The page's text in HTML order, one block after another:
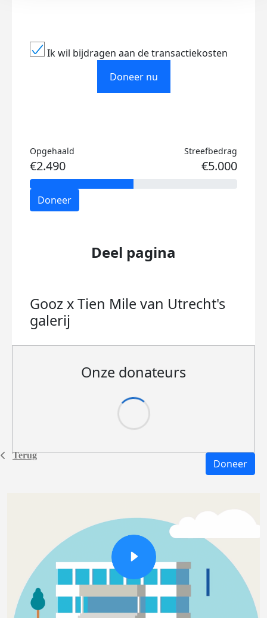
Terug
Ik wil bijdragen aan de transactiekosten
Doneer nu
Opgehaald
€2.490
Streefbedrag
€5.000
Doneer
Deel pagina
Gooz x Tien Mile van Utrecht's
galerij
Onze donateurs
Doneer